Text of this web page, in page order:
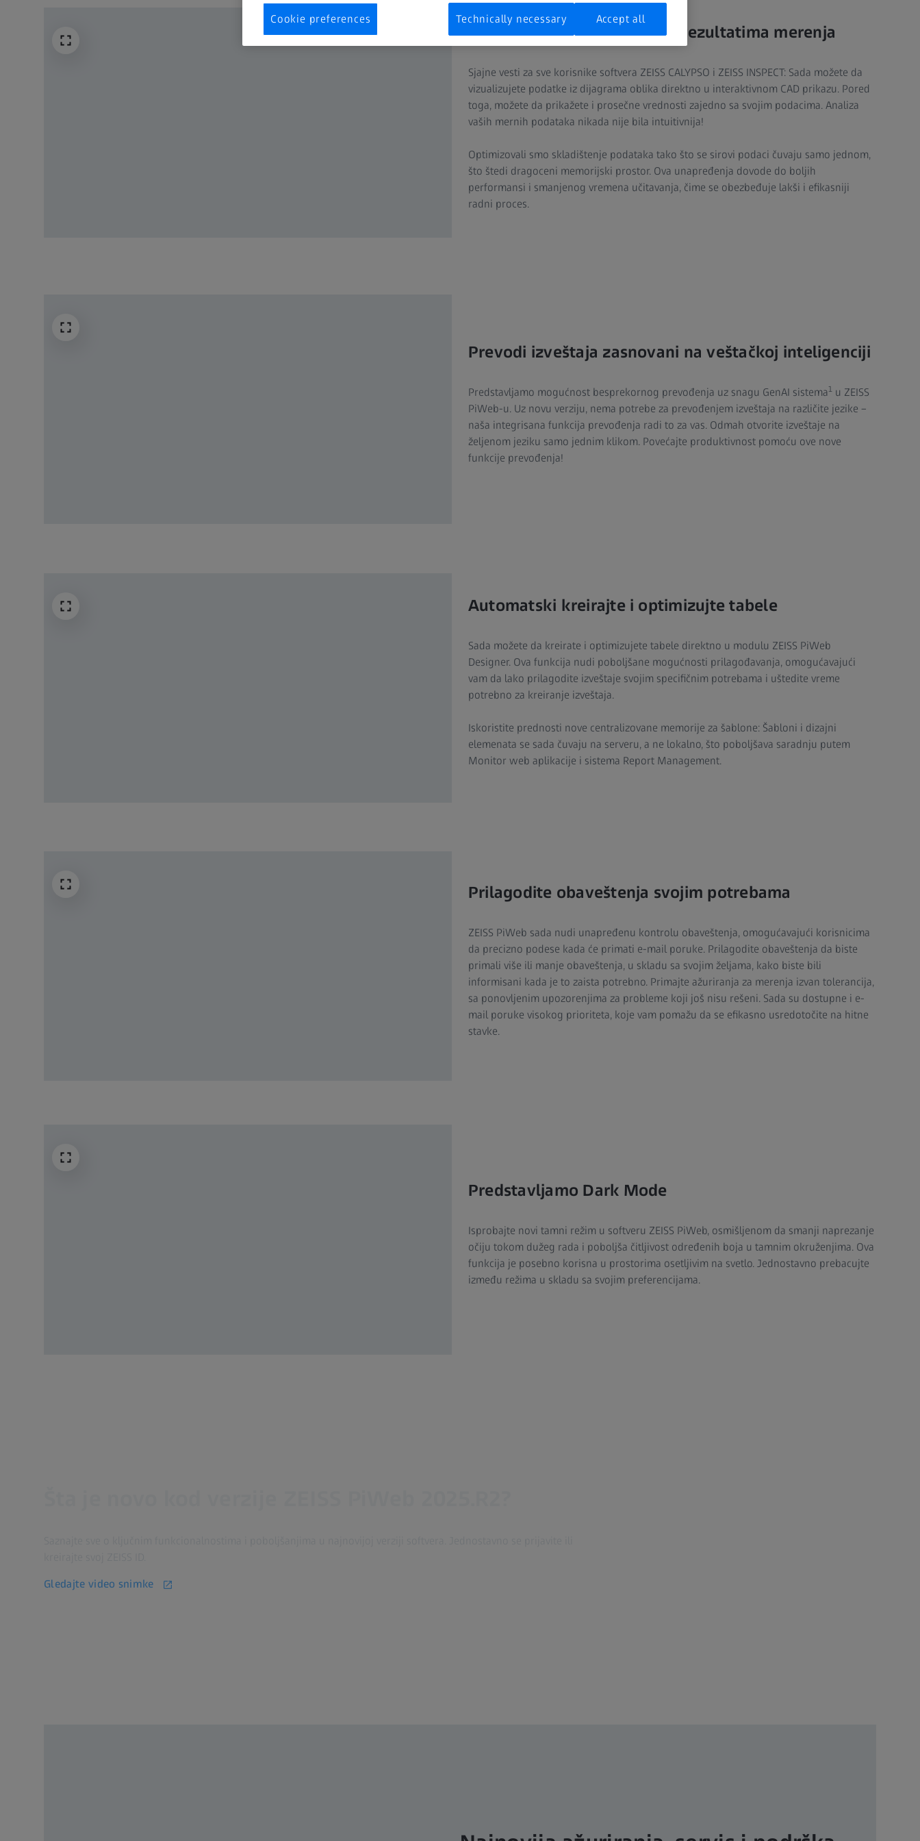
Povećajte 3D CAD prikaz sa rezultatima merenja
Sjajne vesti za sve korisnike softvera ZEISS CALYPSO i ZEISS INSPECT: Sada možete da
vizualizujete podatke iz dijagrama oblika direktno u interaktivnom CAD prikazu. Pored
toga, možete da prikažete i prosečne vrednosti zajedno sa svojim podacima. Analiza
vaših mernih podataka nikada nije bila intuitivnija!
Optimizovali smo skladištenje podataka tako što se sirovi podaci čuvaju samo jednom,
što štedi dragoceni memorijski prostor. Ova unapređenja dovode do boljih
performansi i smanjenog vremena učitavanja, čime se obezbeđuje lakši i efikasniji
radni proces.
Prevodi izveštaja zasnovani na veštačkoj inteligenciji
Predstavljamo mogućnost besprekornog prevođenja uz snagu GenAI sistema1u ZEISS
PiWeb-u. Uz novu verziju, nema potrebe za prevođenjem izveštaja na različite jezike –
naša integrisana funkcija prevođenja radi to za vas. Odmah otvorite izveštaje na
željenom jeziku samo jednim klikom. Povećajte produktivnost pomoću ove nove
funkcije prevođenja!
Automatski kreirajte i optimizujte tabele
Sada možete da kreirate i optimizujete tabele direktno u modulu ZEISS PiWeb
Designer. Ova funkcija nudi poboljšane mogućnosti prilagođavanja, omogućavajući
vam da lako prilagodite izveštaje svojim specifičnim potrebama i uštedite vreme
potrebno za kreiranje izveštaja.
Iskoristite prednosti nove centralizovane memorije za šablone: Šabloni i dizajni
elemenata se sada čuvaju na serveru, a ne lokalno, što poboljšava saradnju putem
Monitor web aplikacije i sistema Report Management.
Prilagodite obaveštenja svojim potrebama
ZEISS PiWeb sada nudi unapređenu kontrolu obaveštenja, omogućavajući korisnicima
da precizno podese kada će primati e-mail poruke. Prilagodite obaveštenja da biste
primali više ili manje obaveštenja, u skladu sa svojim željama, kako biste bili
informisani kada je to zaista potrebno. Primajte ažuriranja za merenja izvan tolerancija,
sa ponovljenim upozorenjima za probleme koji još nisu rešeni. Sada su dostupne i e-
mail poruke visokog prioriteta, koje vam pomažu da se efikasno usredotočite na hitne
stavke.
Predstavljamo Dark Mode
Isprobajte novi tamni režim u softveru ZEISS PiWeb, osmišljenom da smanji naprezanje
očiju tokom dužeg rada i poboljša čitljivost određenih boja u tamnim okruženjima. Ova
funkcija je posebno korisna u prostorima osetljivim na svetlo. Jednostavno prebacujte
između režima u skladu sa svojim preferencijama.
Gledajte video snimke
Cookie preferences Technically necessary Accept all